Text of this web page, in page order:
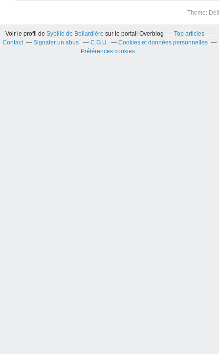
Theme:
Voir le profil deSybille de Bollardière sur le portail Overblog
Top articles
Contact
Signaler un abus C.G.U.
Cookies et données personnelles
Préférences cookies